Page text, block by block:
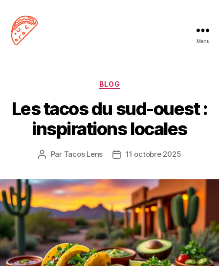
Menu
Catégories
BLOG
Les tacos du sud-ouest :
inspirations locales
Auteur
Par Tacos Lens
Date11 octobre 2025